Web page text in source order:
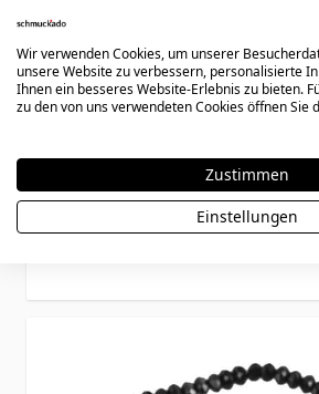
1237
Wir verwenden Cookies, um unserer
unsere Website zu verbessern, personalisierte
Ihnen ein besseres Website-Erlebnis zu bieten.
zu den von uns verwendeten Cookies öffnen Sie
Zustimmen
Einstellungen